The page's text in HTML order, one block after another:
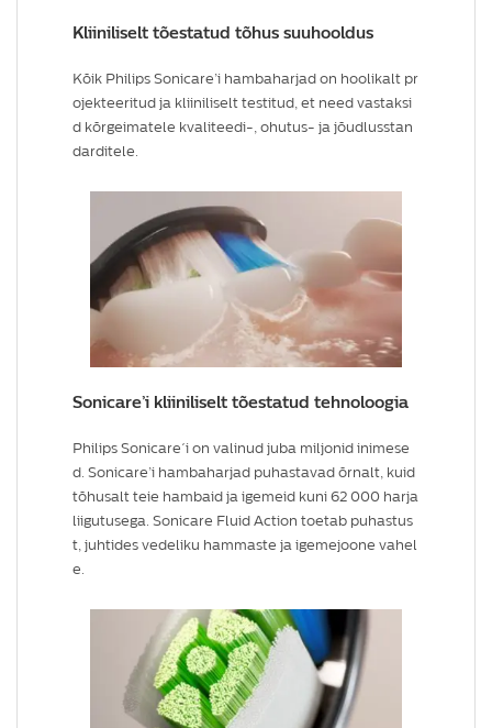
Kliiniliselt tõestatud tõhus suuhooldus
Kõik Philips Sonicare’i hambaharjad on hoolikalt pr
ojekteeritud ja kliiniliselt testitud, et need vastaksi
d kõrgeimatele kvaliteedi-, ohutus- ja jõudlusstan
darditele.
Sonicare’i kliiniliselt tõestatud tehnoloogia
Philips Sonicare´i on valinud juba miljonid inimese
d. Sonicare’i hambaharjad puhastavad õrnalt, kuid
tõhusalt teie hambaid ja igemeid kuni 62 000 harja
liigutusega. Sonicare Fluid Action toetab puhastus
t, juhtides vedeliku hammaste ja igemejoone vahel
e.